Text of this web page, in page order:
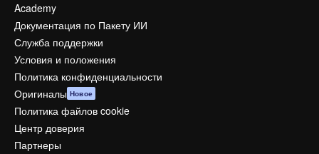
Academy
Документация по Пакету ИИ
Служба поддержки
Условия и положения
Политика конфиденциальности
Оригиналы Новое
Политика файлов cookie
Центр доверия
Партнеры